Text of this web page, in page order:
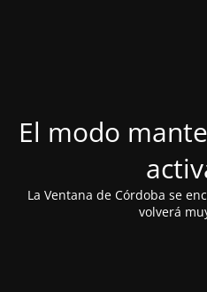
El modo
La Ventana de Córdoba se
volverá